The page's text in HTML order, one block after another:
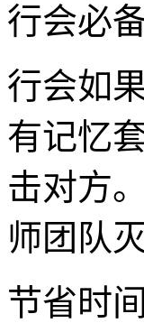
行会必
行会如
有记忆
击对方
师团队
节省时间